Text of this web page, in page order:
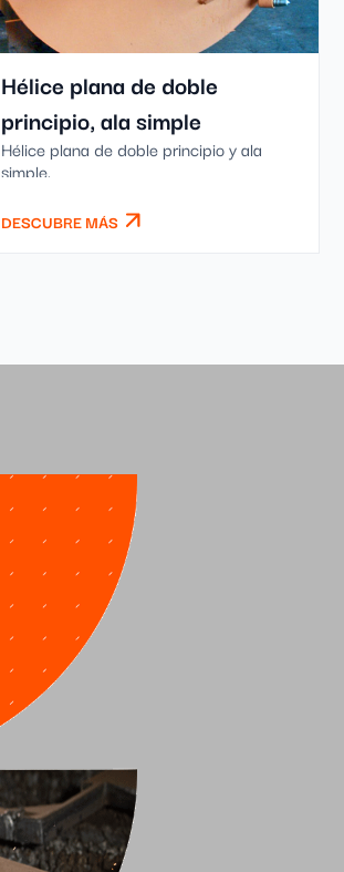
Hélice plana de doble
principio, ala simple
Hélice plana de doble principio y ala
simple.
DESCUBRE MÁS